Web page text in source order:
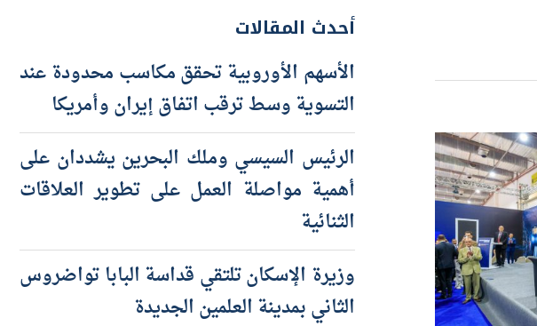
أحدث المقالات
الأسهم الأوروبية تحقق مكاسب محدودة عند
التسوية وسط ترقب اتفاق إيران وأمريكا
الرئيس السيسي وملك البحرين يشددان على
أهمية مواصلة العمل على تطوير العلاقات
الثنائية
وزيرة الإسكان تلتقي قداسة البابا تواضروس
الثاني بمدينة العلمين الجديدة